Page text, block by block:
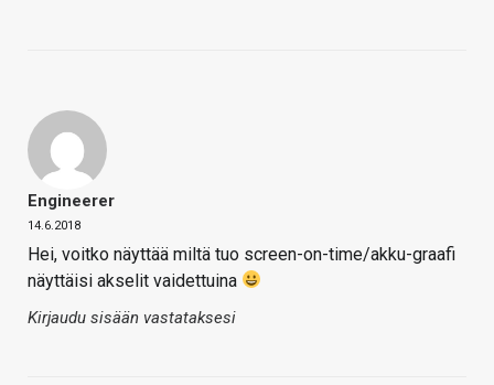
Engineerer
14.6.2018
Hei, voitko näyttää miltä tuo screen-on-time/akku-graafi
näyttäisi akselit vaidettuina
Kirjaudu sisään vastataksesi